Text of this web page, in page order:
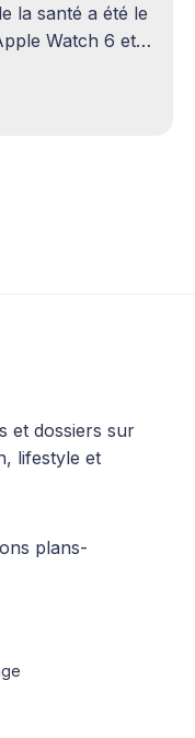
la santé a été le
Watch 6 et je
et dossiers sur
lifestyle et
plans-